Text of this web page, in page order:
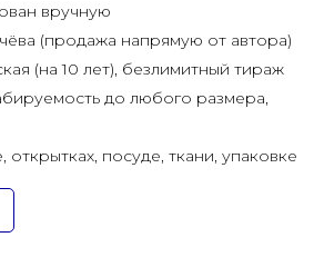
вручную
(продажа напрямую от автора)
(на 10 лет), безлимитный тираж
до любого размера,
открытках, посуде, ткани, упаковке